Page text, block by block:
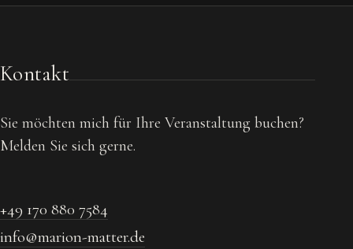
Kontakt
Sie möchten mich für Ihre Veranstaltung buchen?
Melden Sie sich gerne.
+49 170 880 7584
info@marion-matter.de